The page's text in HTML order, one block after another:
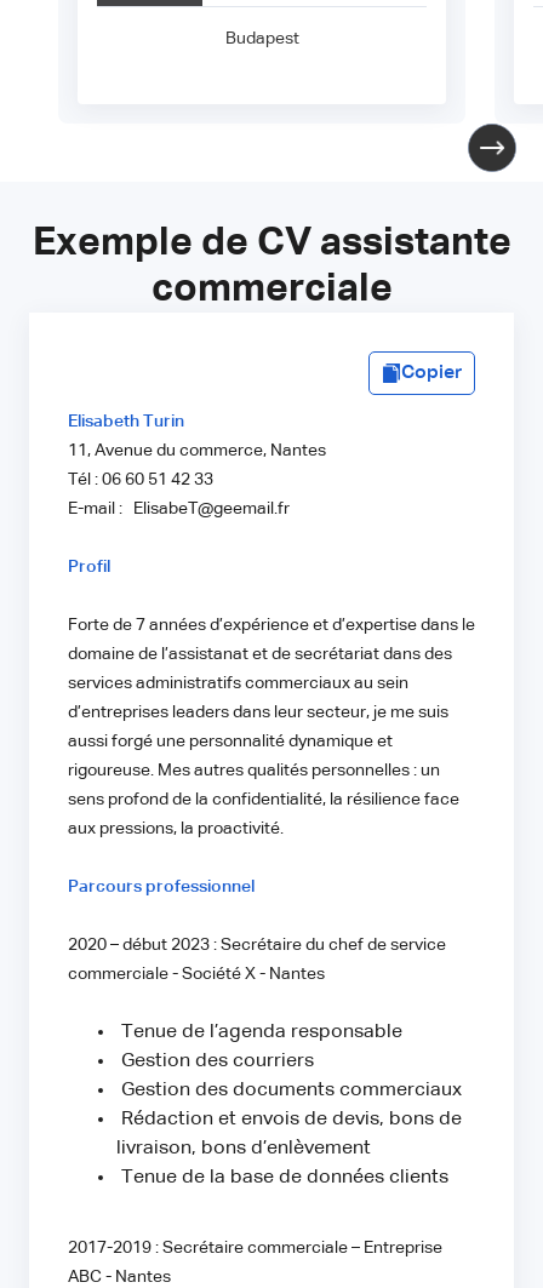
Budapest
Exemple de CV assistante
commerciale
Copier
Elisabeth Turin
11, Avenue du commerce, Nantes
Tél : 06 60 51 42 33
E-mail : ElisabeT@geemail.fr
Profil
Forte de 7 années d’expérience et d’expertise dans le
domaine de l’assistanat et de secrétariat dans des
services administratifs commerciaux au sein
d’entreprises leaders dans leur secteur, je me suis
aussi forgé une personnalité dynamique et
rigoureuse. Mes autres qualités personnelles : un
sens profond de la confidentialité, la résilience face
aux pressions, la proactivité.
Parcours professionnel
2020 – début 2023 : Secrétaire du chef de service
commerciale - Société X - Nantes
Tenue de l’agenda responsable
Gestion des courriers
Gestion des documents commerciaux
Rédaction et envois de devis, bons de
livraison, bons d’enlèvement
Tenue de la base de données clients
2017-2019 : Secrétaire commerciale – Entreprise
ABC - Nantes